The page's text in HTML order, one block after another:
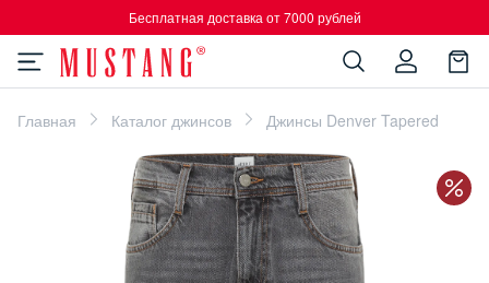
Бесплатная доставка от 7000 рублей
Главная Каталог джинсов Джинсы Denver Tapered